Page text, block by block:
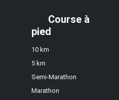
Course à
pied
10 km
5 km
Semi-Marathon
Marathon